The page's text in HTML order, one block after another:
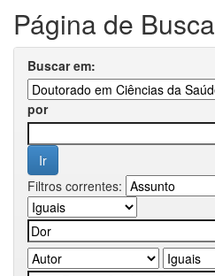
Página de Busca
Buscar em:
por
Filtros correntes: